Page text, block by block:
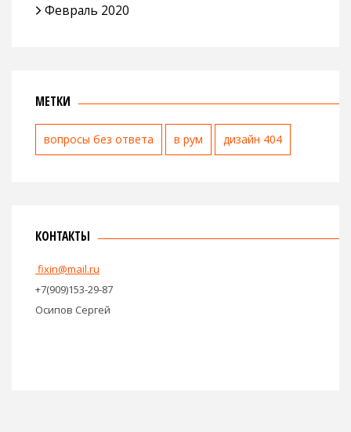
Февраль 2020
МЕТКИ
вопросы без ответа в рум дизайн 404
КОНТАКТЫ
fixin@mail.ru
+7(909)153-29-87
Осипов Сергей